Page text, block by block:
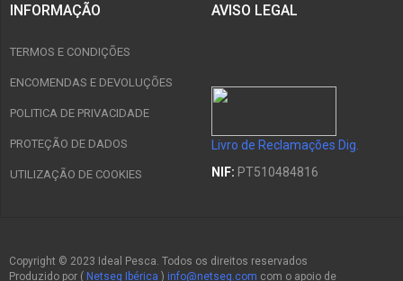
INFORMAÇÃO
TERMOS E CONDIÇÕES
ENCOMENDAS E DEVOLUÇÕES
POLITICA DE PRIVACIDADE
PROTEÇÃO DE DADOS
UTILIZAÇÃO DE COOKIES
AVISO LEGAL
Livro de Reclamações Dig.
NIF: PT510484816
Copyright © 2023 Ideal Pesca. Todos os direitos reservados
Produzido por ( Netseg Ibérica ) info@netseg.com com o apoio de